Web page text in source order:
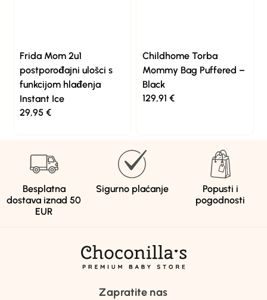
Frida Mom 2u1
postporođajni ulošci s
funkcijom hlađenja
Instant Ice
29,95€
Childhome Torba
Mommy Bag Puffered –
Black
129,91 €
Besplatna
dostava iznad 50
EUR
Sigurno plaćanje
Popusti i
pogodnosti
Zapratite nas